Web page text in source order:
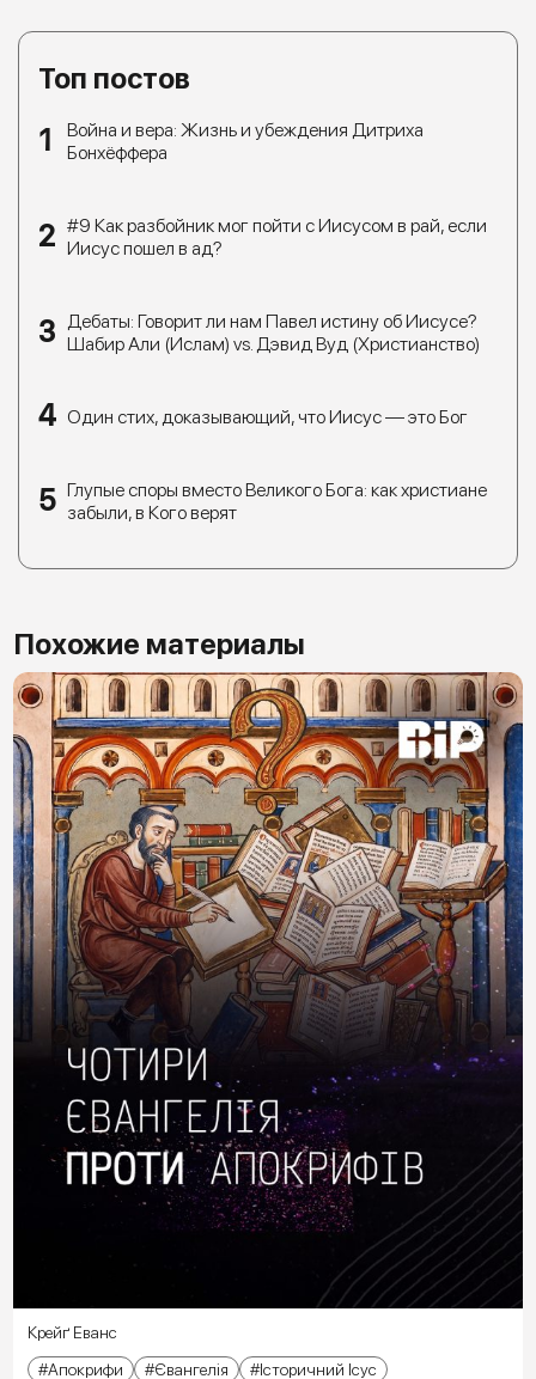
Топ постов
Война и вера: Жизнь и убеждения Дитриха
Бонхёффера
#9 Как разбойник мог пойти с Иисусом в рай, если
Иисус пошел в ад?
Дебаты: Говорит ли нам Павел истину об Иисусе?
Шабир Али (Ислам) vs. Дэвид Вуд (Христианство)
Один стих, доказывающий, что Иисус — это Бог
Глупые споры вместо Великого Бога: как христиане
забыли, в Кого верят
Похожие материалы
Крейґ Еванс
Апокрифи
Євангелія Історичний Ісус